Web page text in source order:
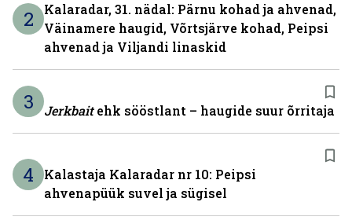
2
Kalaradar, 31. nädal: Pärnu kohad ja ahvenad,
Väinamere haugid, Võrtsjärve kohad, Peipsi
ahvenad ja Viljandi linaskid
3 Jerkbaitehk sööstlant – haugide suur õrritaja
4
Kalastaja Kalaradar nr 10: Peipsi
ahvenapüük suvel ja sügisel